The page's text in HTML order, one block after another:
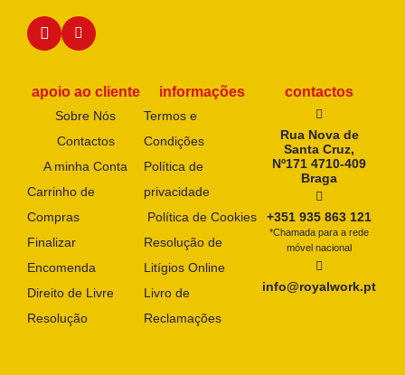
apoio ao cliente
Sobre Nós
Contactos
A minha Conta
Carrinho de
Compras
Finalizar
Encomenda
Direito de Livre
Resolução
informações
Termos e
Condições
Política de
privacidade
Política de Cookies
Resolução de
Litígios Online
Livro de
Reclamações
contactos
Rua Nova de
Santa Cruz,
Nº171 4710-409
Braga
+351 935 863 121
*Chamada para a rede
móvel nacional
info@royalwork.pt